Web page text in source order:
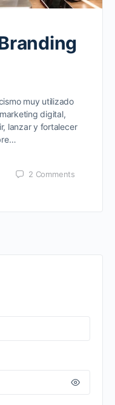
muy utilizado
digital,
lanzar y fortalecer
2 Comments